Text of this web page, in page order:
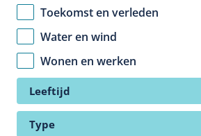
Toekomst en verleden
Water en wind
Wonen en werken
Leeftijd
Type